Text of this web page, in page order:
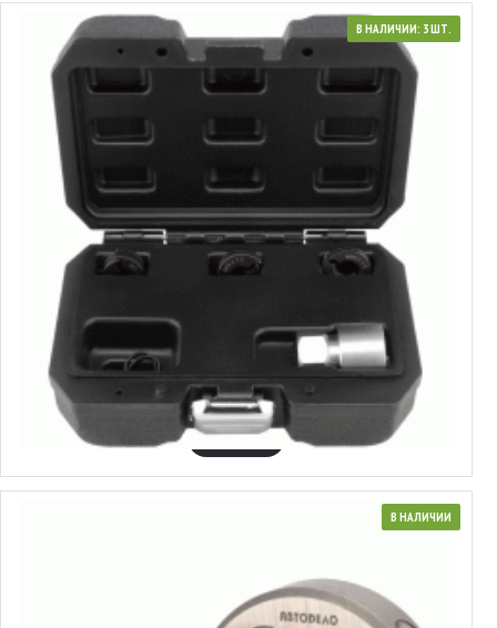
В НАЛИЧИИ: 3 ШТ.
Набор для восстановления резьбы колёсных шпилек
10.81€
В КОРЗИНУ
В НАЛИЧИИ